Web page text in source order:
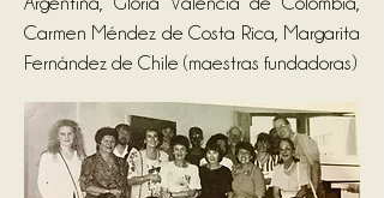
Carmen Méndez de Costa Rica, Margarita
Fernández de Chile (maestras fundadoras)